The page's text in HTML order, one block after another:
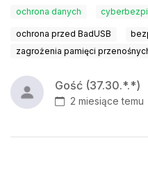
ochrona danych
ochrona przed BadUSB
zagrożenia pamięci
Gość (37.30.*.*)
2 miesiące temu